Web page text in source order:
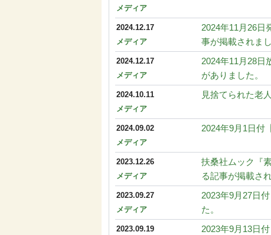
メディア
2024.12.17
メディア
2024年11月26日
事が掲載されまし
2024.12.17
メディア
2024年11月28日
がありました。
2024.10.11
メディア
見捨てられた老
2024.09.02
メディア
2024年9月1日付
2023.12.26
メディア
扶桑社ムック『
る記事が掲載さ
2023.09.27
メディア
2023年9月27日
た。
2023.09.19
2023年9月13日